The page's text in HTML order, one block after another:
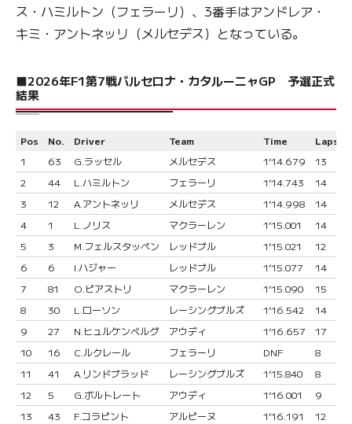
ス・ハミルトン（フェラーリ）、3番手はアンドレア・
キミ・アントネッリ（メルセデス）となっている。
■2026年F1第7戦バルセロナ・カタルーニャGP 予選正式
結果
Pos No. Driver Team Time
Laps
1
63 G.ラッセル メルセデス 1’14.679
13
2
44 L.ハミルトン フェラーリ 1’14.743
14
3
12 A.アントネッリ メルセデス 1’14.998
14
4
1 L.ノリス マクラーレン 1’15.001
14
5
3 M.フェルスタッペン レッドブル 1’15.021
12
6
6 I.ハジャー レッドブル 1’15.077
14
7
81 O.ピアストリ マクラーレン 1’15.090
15
8
30 L.ローソン レーシングブルズ 1’16.542
14
9
27 N.ヒュルケンベルグ アウディ 1’16.657
17
10
16 C.ルクレール フェラーリ DNF
8
11
41 A.リンドブラッド レーシングブルズ 1’15.840
8
12
5 G.ボルトレート アウディ 1’16.001
9
13
43 F.コラピント アルピーヌ 1’16.191
12